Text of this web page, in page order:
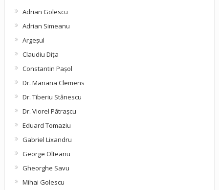
Adrian Golescu
Adrian Simeanu
Argeşul
Claudiu Diţa
Constantin Pașol
Dr. Mariana Clemens
Dr. Tiberiu Stănescu
Dr. Viorel Pătraşcu
Eduard Tomaziu
Gabriel Lixandru
George Olteanu
Gheorghe Savu
Mihai Golescu